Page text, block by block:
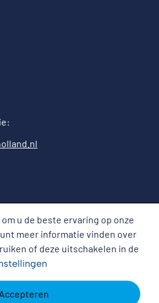
u de beste ervaring op onze
meer informatie vinden over
of deze uitschakelen in de
Accepteren
Digital Holland